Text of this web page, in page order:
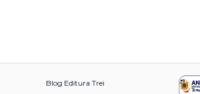
Blog Editura Trei